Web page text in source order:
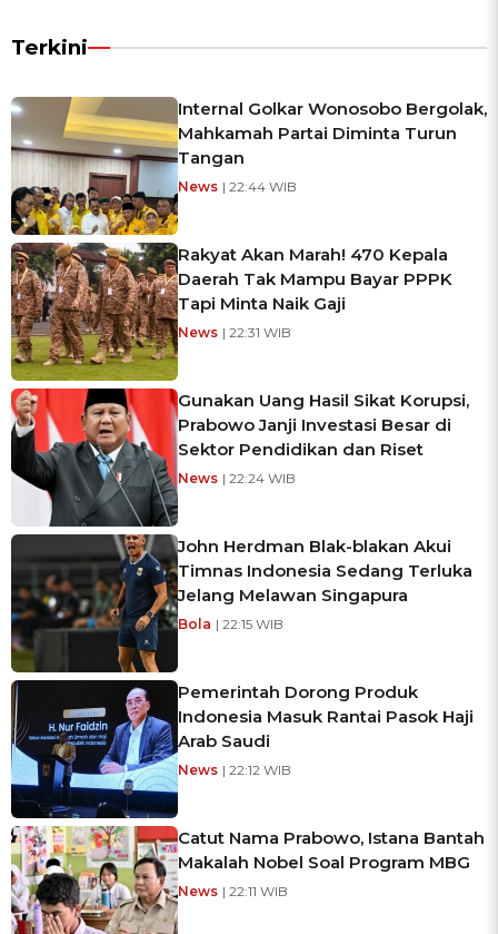
Terkini
Internal Golkar Wonosobo Bergolak,
Mahkamah Partai Diminta Turun
Tangan
News | 22:44 WIB
Rakyat Akan Marah! 470 Kepala
Daerah Tak Mampu Bayar PPPK
Tapi Minta Naik Gaji
News | 22:31 WIB
Gunakan Uang Hasil Sikat Korupsi,
Prabowo Janji Investasi Besar di
Sektor Pendidikan dan Riset
News | 22:24 WIB
John Herdman Blak-blakan Akui
Timnas Indonesia Sedang Terluka
Jelang Melawan Singapura
Bola | 22:15 WIB
Pemerintah Dorong Produk
Indonesia Masuk Rantai Pasok Haji
Arab Saudi
News | 22:12 WIB
Catut Nama Prabowo, Istana Bantah
Makalah Nobel Soal Program MBG
News | 22:11 WIB